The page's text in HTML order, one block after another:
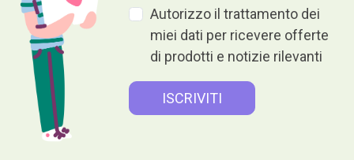
Autorizzo il trattamento dei
miei dati per ricevere offerte
di prodotti e notizie rilevanti